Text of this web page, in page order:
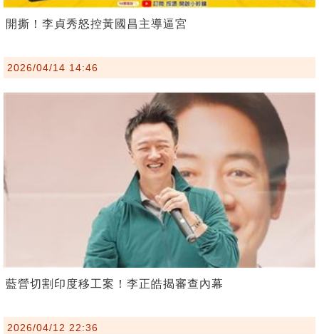
開撕！李貞秀怒控黃國昌主導逼宮
2026/04/14 14:46
藍營切割印度移工案！李正皓揭審查內幕
2026/04/12 22:36